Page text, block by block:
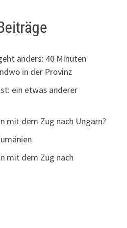
anders: 40 Minuten
in der Provinz
ein etwas anderer
mit dem Zug nach Ungarn?
mit dem Zug nach